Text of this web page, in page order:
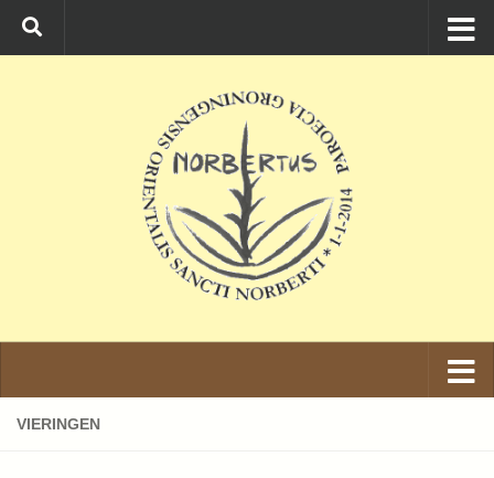
Ga naar de inhoud
VIERINGEN